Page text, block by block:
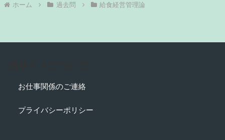
ホーム 過去問 給食経営管理論
お仕事関係のご連絡
プライバシーポリシー